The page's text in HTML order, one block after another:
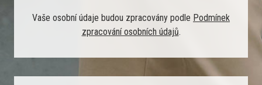
Vaše osobní údaje budou zpracovány podle Podmínek
zpracování osobních údajů.